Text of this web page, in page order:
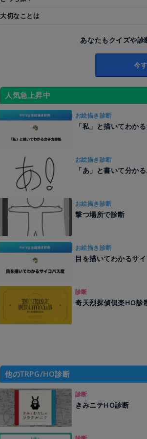
大切なことは
あなたもクイズや診
今
人気急上昇中
お絵描き診断
「私」と描いてわか
お絵描き診断
「あ」と書いて分か
お絵描き診断
撃つ場所で診断
お絵描き診断
目を描いてわかるサ
診断
奇天烈探偵俱楽HO診
他のTRPG/HO診断
診断
きみニテHO診断